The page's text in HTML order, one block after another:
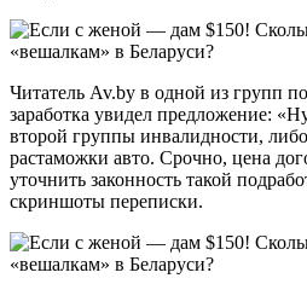
Читатель Av.by в одной из групп
заработка увидел предложение:
второй группы инвалидности,
растаможки авто. Срочно, цена
уточнить законность такой
скриншоты переписки.